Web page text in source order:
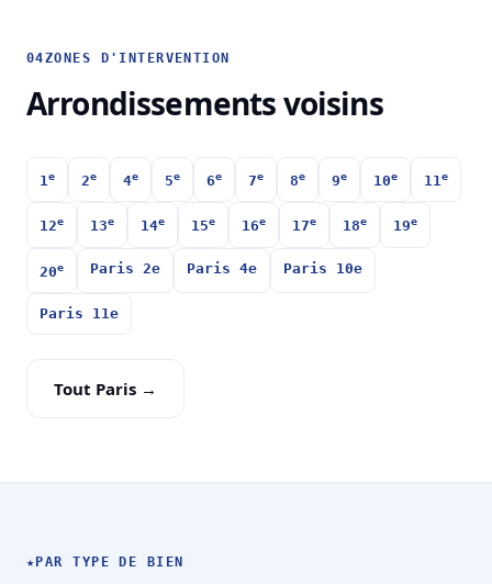
04ZONES D'INTERVENTION
Arrondissements voisins
1e 2e 4e 5e 6e 7e 8e 9e 10e 11e
12e 13e 14e 15e 16e 17e 18e 19e
20e Paris 2e Paris 4e Paris 10e
Paris 11e
Tout Paris →
★PAR TYPE DE BIEN